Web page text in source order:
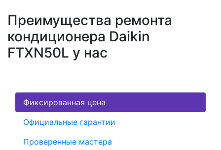
Преимущества ремонта
кондиционера Daikin
FTXN50L у нас
Фиксированная цена
Официальные гарантии
Проверенные мастера